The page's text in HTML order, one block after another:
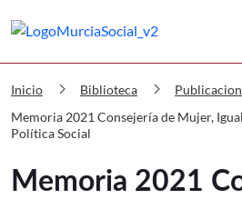
Murcia Social
Inicio chevron_right Biblioteca chevron_right
Memoria 2021 Consejería de Mujer,
Política Social
Memoria 2021